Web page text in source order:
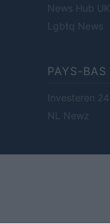
News Hub UK
Lgbtq News
PAYS-BAS
Investeren 24
NL Newz